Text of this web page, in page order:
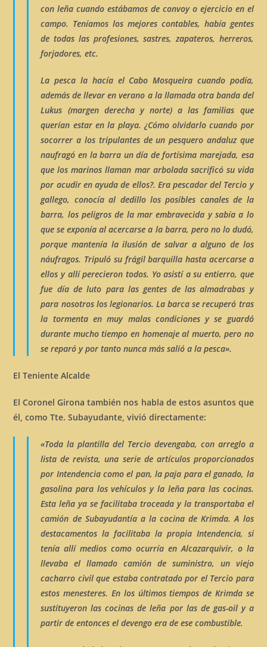
con leña cuando estábamos de convoy o ejercicio en el
campo. Teníamos los mejores contables, había gentes
de todas las profesiones,sastres, zapateros, herreros,
forjadores,etc.
Lapesca la hacía el Cabo Mosqueira cuando podía,
además de llevar en verano a la llamada otra banda del
Lukus (margen derecha y norte) a las familias que
querían estar en la playa. ¿Cómo olvidarlo cuando por
socorrer a los tripulantes de un pesquero andaluz que
naufragó en la barra un día de fortísima marejada, esa
que los marinos llaman mar arboladasacrificó su vida
por acudir en ayuda de ellos?. Era pescador del Tercio y
gallego, conocía al dedillo los posibles canales de la
barra, los peligros de la mar embravecida y sabía a lo
que se exponía al acercarse a la barra, pero no lo dudó,
porque mantenía la ilusión de salvar a alguno de los
náufragos. Tripuló su frágil barquilla hasta acercarse a
ellos y allí perecieron todos. Yo asistí a su entierro, que
fue día de luto para las gentes de las almadrabas y
para nosotros los legionarios. La barca se recuperó tras
la tormenta en muy malas condiciones y se guardó
durante mucho tiempo en homenaje al muerto, pero no
se reparó y por tanto nunca más salió a la pesca».
El Teniente Alcalde
El Coronel Girona también nos habla de estos asuntos que
él, como Tte. Subayudante, vivió directamente:
«Toda la plantilla del Tercio devengaba, con arreglo a
lista de revista, una serie de artículos proporcionados
por Intendencia como el pan, la paja para el ganado, la
gasolina para los vehículos y la leña para las cocinas.
Esta leña ya se facilitaba troceada y la transportaba el
camión de Subayudantía a la cocina deKrimda. A los
destacamentos la facilitaba la propia Intendencia, si
tenía allí medios como ocurría enAlcazarquivir, o la
llevaba el llamadocamión de suministro, un viejo
cacharro civil que estaba contratado por el Tercio para
estos menesteres. En los últimos tiempos de Krimdase
sustituyeron lascocinas de leña por las de gas-oily a
partir de entonces el devengo era de ese combustible.